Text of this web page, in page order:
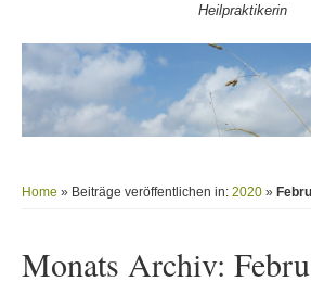
Heilpraktikerin
Home » Beiträge veröffentlichen in: 2020»
Monats Archiv: